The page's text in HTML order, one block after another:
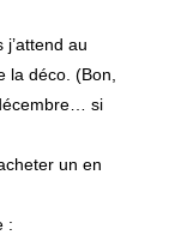
j’attend au
la déco. (Bon,
si
un en
: